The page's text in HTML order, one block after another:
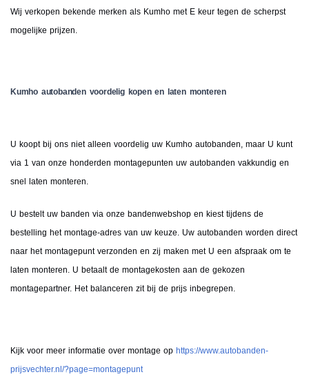
Wij verkopen bekende merken als Kumho met E keur tegen de scherpst
mogelijke prijzen.
Kumho autobanden voordelig kopen en laten monteren
U koopt bij ons niet alleen voordelig uw Kumho autobanden, maar U kunt
via 1 van onze honderden montagepunten uw autobanden vakkundig en
snel laten monteren.
U bestelt uw banden via onze bandenwebshop en kiest tijdens de
bestelling het montage-adres van uw keuze. Uw autobanden worden direct
naar het montagepunt verzonden en zij maken met U een afspraak om te
laten monteren. U betaalt de montagekosten aan de gekozen
montagepartner. Het balanceren zit bij de prijs inbegrepen.
Kijk voor meer informatie over montage op https://www.autobanden-
prijsvechter.nl/?page=montagepunt